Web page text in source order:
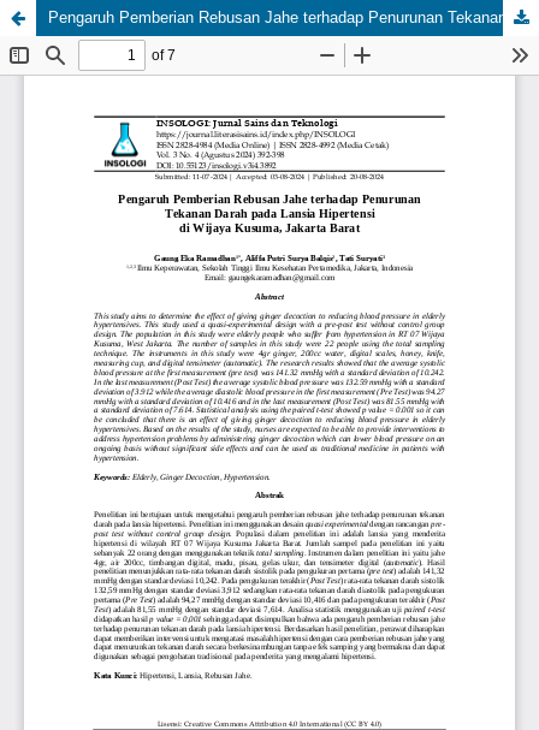
Pengaruh Pemberian Rebusan Jahe terhadap Penurunan Tekanan Darah pada Lansia Hipertensi di Wijaya Kusuma, Jakarta Barat